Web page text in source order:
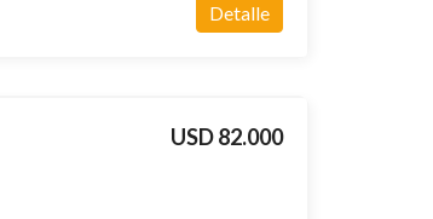
Detalle
USD 82.000